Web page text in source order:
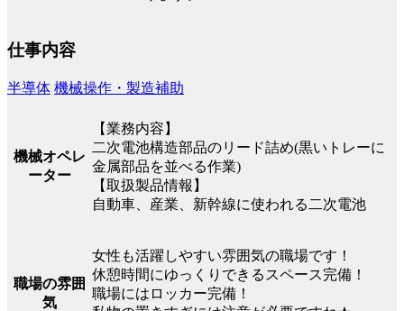
仕事内容
半導体 機械操作・製造補助
機械オペレ
ーター
【業務内容】
二次電池構造部品のリード詰め(黒いトレーに
金属部品を並べる作業)
【取扱製品情報】
自動車、産業、新幹線に使われる二次電池
職場の雰囲
気
女性も活躍しやすい雰囲気の職場です！
休憩時間にゆっくりできるスペース完備！
職場にはロッカー完備！